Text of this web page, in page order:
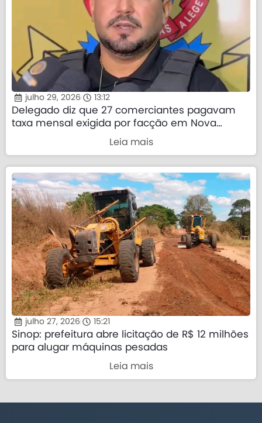
julho 29, 2026 13:12
Delegado diz que 27 comerciantes pagavam
taxa mensal exigida por facção em Nova
Leia mais
julho 27, 2026 15:21
Sinop: prefeitura abre licitação de R$ 12 milhões
para alugar máquinas pesadas
Leia mais